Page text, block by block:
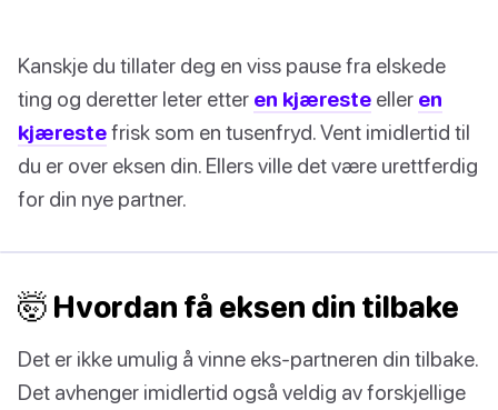
Kanskje du tillater deg en viss pause fra elskede
ting og deretter leter etter en kjæreste eller en
kjærestefrisk som en tusenfryd. Vent imidlertid til
du er over eksen din. Ellers ville det være urettferdig
for din nye partner.
🤯 Hvordan få eksen din tilbake
Det er ikke umulig å vinne eks-partneren din tilbake.
Det avhenger imidlertid også veldig av forskjellige